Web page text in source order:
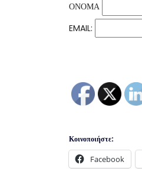
ΟΝΟΜΑ
EMAIL:
Κοινοποιήστε:
Facebook